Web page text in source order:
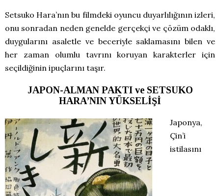
Setsuko Hara’nın bu filmdeki oyuncu duyarlılığının izleri,
onu sonradan neden genelde gerçekçi ve çözüm odaklı,
duygularını asaletle ve beceriyle saklamasını bilen ve
her zaman olumlu tavrını koruyan karakterler için
seçildiğinin ipuçlarını taşır.
JAPON-ALMAN PAKTI ve SETSUKO
HARA’NIN YÜKSELİŞİ
Japonya,
Çin’i
istilasını